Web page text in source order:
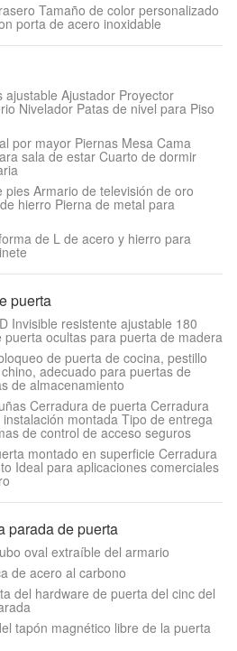
Tamaño de color personalizado
porta de acero inoxidable
Ajustador Proyector
Nivelador Patas de nivel para Piso
por mayor Piernas Mesa Cama
sala de estar Cuarto de dormir
Armario de televisión de oro
hierro Pierna de metal para
de L de acero y hierro para
puerta
Invisible resistente ajustable 180
ocultas para puerta de madera
de puerta de cocina, pestillo
adecuado para puertas de
de almacenamiento
Cerradura de puerta Cerradura
montada Tipo de entrega
de control de acceso seguros
montado en superficie Cerradura
Ideal para aplicaciones comerciales
parada de puerta
oval extraíble del armario
de acero al carbono
del hardware de puerta del cinc del
tapón magnético libre de la puerta